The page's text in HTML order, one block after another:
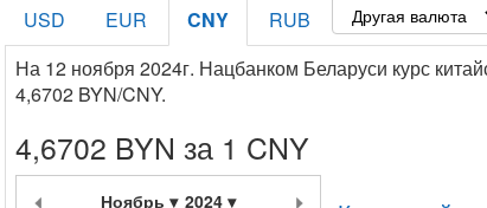
USD EUR CNY
RUB
На 12 ноября 2024г. Нацбанком Беларуси курс
4,6702 BYN/CNY.
4,6702 BYN за 1 CNY
Ноябрь 2024